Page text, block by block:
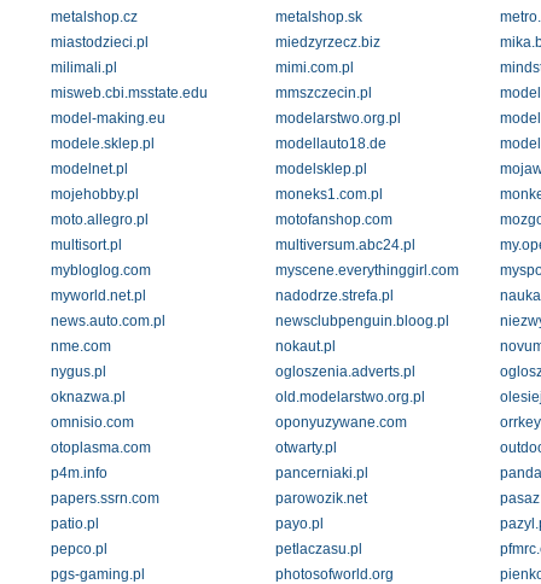
metalshop.cz metalshop.sk
miastodzieci.pl
miedzyrzecz.biz
milimali.pl
mimi.com.pl
misweb.cbi.msstate.edu
mmszczecin.pl
model-making.eu
modelarstwo.org.pl
modele.sklep.pl
modellauto18.de
modelnet.pl
modelsklep.pl
mojehobby.pl
moneks1.com.pl
moto.allegro.pl
motofanshop.com
multisort.pl
multiversum.abc24.pl
mybloglog.com
myscene.everythinggirl.com
myworld.net.pl
nadodrze.strefa.pl
news.auto.com.pl
newsclubpenguin.bloog.pl
nme.com
nokaut.pl
nygus.pl
ogloszenia.adverts.pl
oknazwa.pl
old.modelarstwo.org.pl
omnisio.com
oponyuzywane.com
otoplasma.com
otwarty.pl
p4m.info
pancerniaki.pl
papers.ssrn.com
parowozik.net
patio.pl
payo.pl
pepco.pl
petlaczasu.pl
pgs-gaming.pl
photosofworld.org